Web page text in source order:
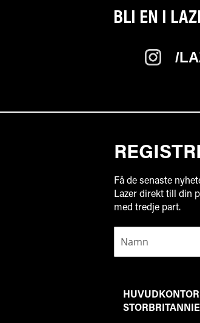
BLI EN I
/
Få de senaste
Lazer direkt till din
med tredje part.